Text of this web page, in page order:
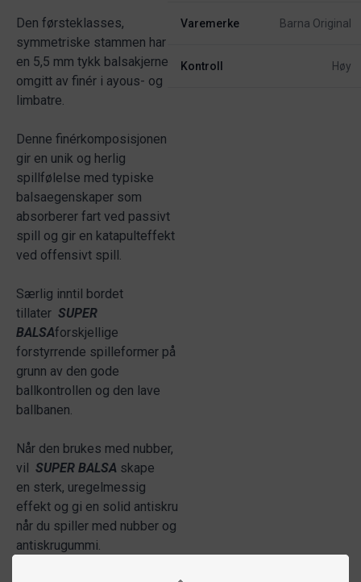
Den førsteklasses,
symmetriske stammen har
en 5,5 mm tykk balsakjerne
omgitt av finér i ayous- og
limbatre.
Denne finérkomposisjonen
gir en unik og herlig
spillfølelse med typiske
balsaegenskaper som
absorberer fart ved passivt
spill og gir en katapulteffekt
ved offensivt spill.
Særlig inntil bordet
tillater SUPER
BALSAforskjellige
forstyrrende spilleformer på
grunn av den gode
ballkontrollen og den lave
ballbanen.
Når den brukes med nubber,
vil SUPER BALSA skape
en sterk, uregelmessig
effekt og gi en solid antiskru
når du spiller med nubber og
antiskrugummi.
Varemerke Barna Original
Kontroll Høy